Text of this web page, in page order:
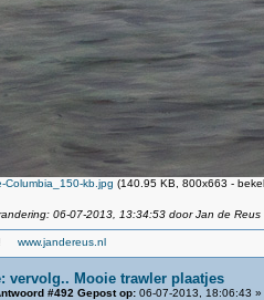
Columbia_150-kb.jpg (140.95 KB, 800x663 -
06-07-2013, 13:34:53 door Jan de Reus
www.jandereus.nl
vervolg.. Mooie trawler plaatjes
#492 Gepost op:06-07-2013, 18:06:43 »